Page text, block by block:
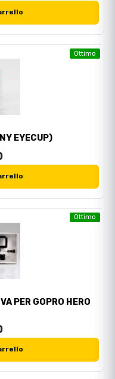
Ottimo
EYECUP)
Ottimo
PER GOPRO HERO